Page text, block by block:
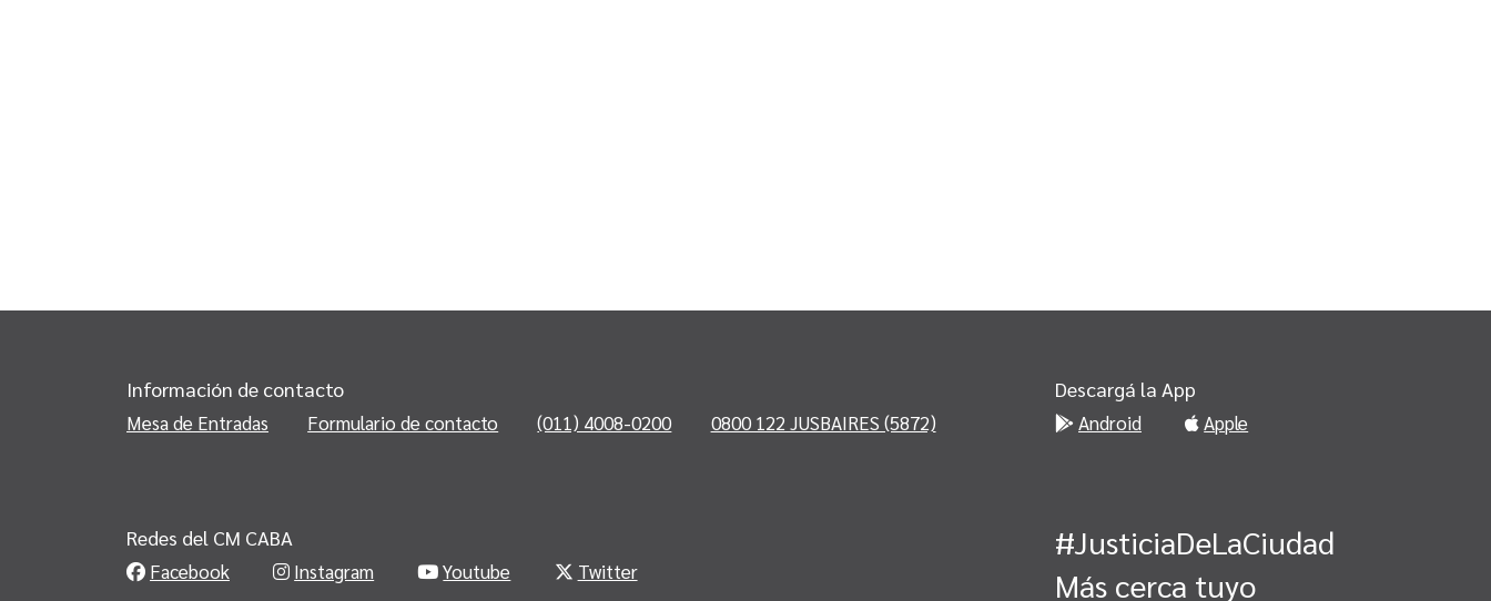
Información de contacto
Mesa de Entradas Formulario de contacto (011) 4008-0200 0800 122 JUSBAIRES (5872)
Descargá la App
Android Apple
Redes del CM CABA
Facebook Instagram Youtube Twitter
#JusticiaDeLaCiudad
Más cerca tuyo